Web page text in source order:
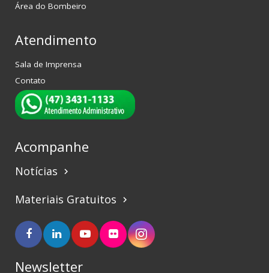
Área do Bombeiro
Atendimento
Sala de Imprensa
Contato
Acompanhe
Notícias keyboard_arrow_right
Materiais Gratuitos keyboard_arrow_right
Newsletter